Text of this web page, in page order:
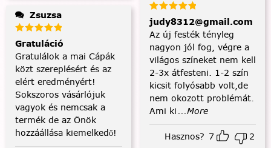
Zsuzsa
Gratuláció
Gratulálok a mai Cápák
közt szereplésért és az
elért eredményért!
Sokszoros vásárlójuk
vagyok és nemcsak a
termék de az Önök
hozzáállása kiemelkedő!
judy8312@gmail.com
Az új festék tényleg
nagyon jól fog, végre a
világos színeket nem kell
2-3x átfesteni. 1-2 szín
kicsit folyósabb volt,de
nem okozott problémát.
Ami ki ...More
Hasznos? 7 2